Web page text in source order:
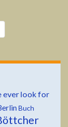
ever look for
Buch